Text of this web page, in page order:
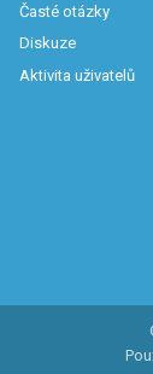
Časté otázky
Diskuze
Aktivita uživatelů